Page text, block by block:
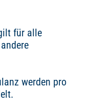
für alle
werden pro